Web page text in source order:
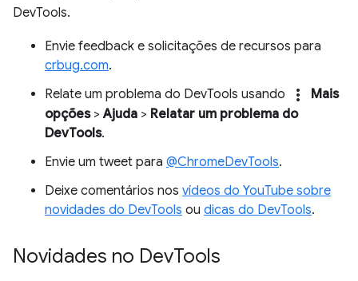
DevTools.
Envie feedback e solicitações de recursos para
crbug.com.
Relate um problema do DevTools usando
more_vert
Mais
opções>Ajuda > Relatar um problema do
DevTools.
Envie um tweet para @ChromeDevTools.
Deixe comentários nos vídeos do YouTube sobre
novidades do DevTools ou dicas do DevTools.
Novidades no DevTools